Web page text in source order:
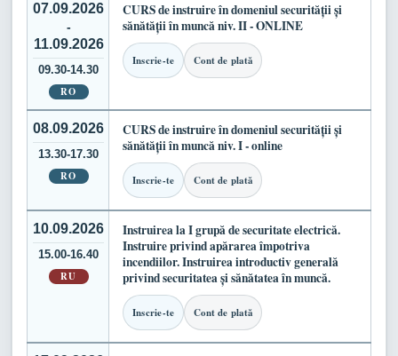
07.09.2026
-
11.09.2026
09.30-14.30
RO
CURS de instruire în domeniul securității și
sănătății în muncă niv. II - ONLINE
Inscrie-te Cont de plată
08.09.2026
13.30-17.30
RO
CURS de instruire în domeniul securității și
sănătății în muncă niv. I - online
Inscrie-te Cont de plată
10.09.2026
15.00-16.40
RU
Instruirea la I grupă de securitate electrică.
Instruire privind apărarea împotriva
incendiilor. Instruirea introductiv generală
privind securitatea și sănătatea în muncă.
Inscrie-te Cont de plată